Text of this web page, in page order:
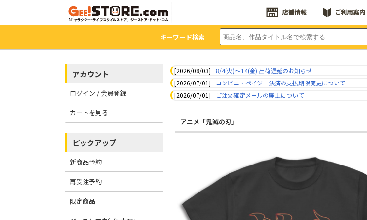
キーワード検索
アカウント
ログイン / 会員登録
カートを見る
ピックアップ
新商品予約
再受注予約
限定商品
[2026/08/03]
8/4(火)～14(金) 出荷遅延のお知らせ
[2026/07/01]
コンビニ・ペイジー決済の支払期限変更について
[2026/07/01]
ご注文確定メールの廃止について
アニメ「鬼滅の刃」